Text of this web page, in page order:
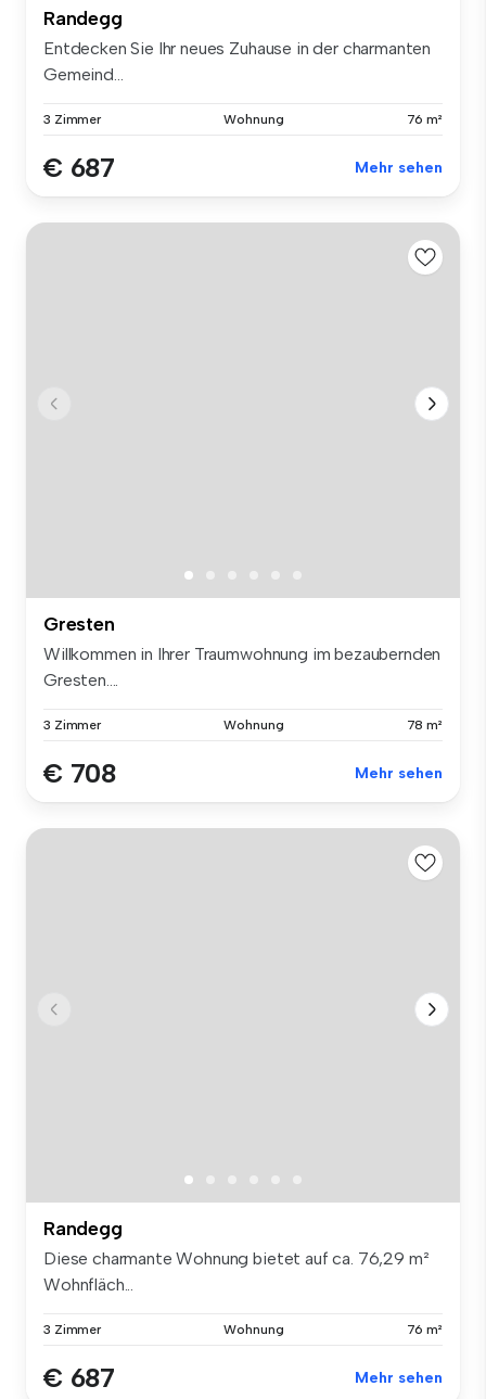
Randegg
Entdecken Sie Ihr neues Zuhause in der charmanten
Gemeind...
3 Zimmer Wohnung 76 m²
€ 687 Mehr sehen
Gresten
Willkommen in Ihrer Traumwohnung im bezaubernden
Gresten....
3 Zimmer Wohnung 78 m²
€ 708 Mehr sehen
Randegg
Diese charmante Wohnung bietet auf ca. 76,29 m²
Wohnfläch...
3 Zimmer Wohnung 76 m²
€ 687 Mehr sehen